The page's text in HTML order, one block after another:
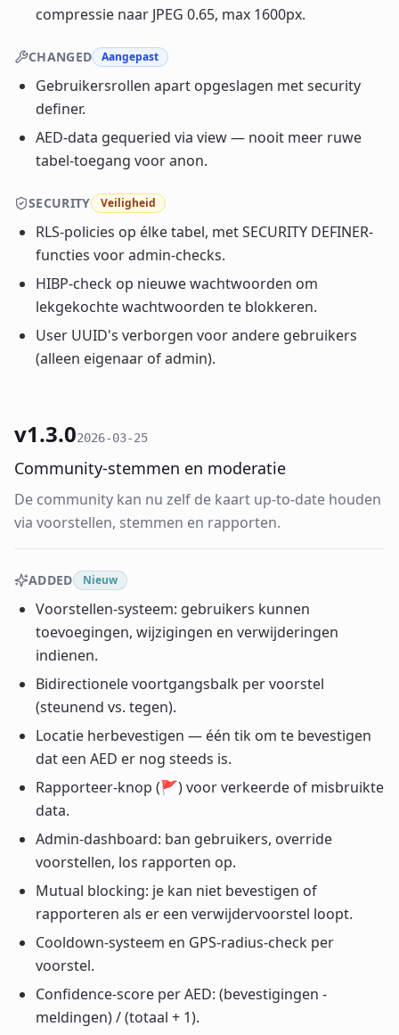
compressie naar JPEG 0.65, max 1600px.
CHANGED Aangepast
Gebruikersrollen apart opgeslagen met security
definer.
AED-data gequeried via view — nooit meer ruwe
tabel-toegang voor anon.
SECURITY Veiligheid
RLS-policies op élke tabel, met SECURITY DEFINER-
functies voor admin-checks.
HIBP-check op nieuwe wachtwoorden om
lekgekochte wachtwoorden te blokkeren.
User UUID's verborgen voor andere gebruikers
(alleen eigenaar of admin).
v1.3.02026-03-25
Community-stemmen en moderatie
De community kan nu zelf de kaart up-to-date houden
via voorstellen, stemmen en rapporten.
ADDED Nieuw
Voorstellen-systeem: gebruikers kunnen
toevoegingen, wijzigingen en verwijderingen
indienen.
Bidirectionele voortgangsbalk per voorstel
(steunend vs. tegen).
Locatie herbevestigen — één tik om te bevestigen
dat een AED er nog steeds is.
Rapporteer-knop (🚩) voor verkeerde of misbruikte
data.
Admin-dashboard: ban gebruikers, override
voorstellen, los rapporten op.
Mutual blocking: je kan niet bevestigen of
rapporteren als er een verwijdervoorstel loopt.
Cooldown-systeem en GPS-radius-check per
voorstel.
Confidence-score per AED: (bevestigingen -
meldingen) / (totaal + 1).